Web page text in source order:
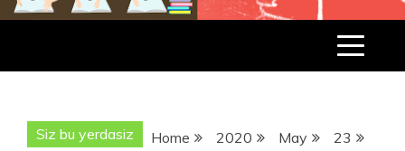
JURNAL.UZ
Siz bu yerdasiz Home 2020 May
23